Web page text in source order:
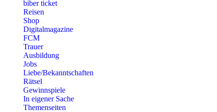
biber ticket
Reisen
Shop
Digitalmagazine
FCM
Trauer
Ausbildung
Jobs
Liebe/Bekanntschaften
Rätsel
Gewinnspiele
In eigener Sache
Themenseiten